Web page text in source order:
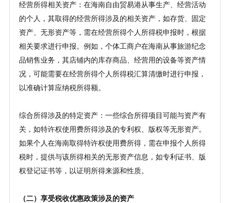
经营所得相关资产：在海南自由贸易港从事生产、经营活动
的个人，其取得的经营所得涉及的相关资产，如存货、固定
资产、无形资产等，需在经营所得个人所得税申报时，根据
相关要求进行申报。例如，个体工商户在海南从事旅游纪念
品销售业务，其店铺内的库存商品、经营用的设备等资产情
况，可能需要在经营所得个人所得税汇算清缴时进行申报，
以准确计算应纳税所得额。
综合所得涉及的特定资产：一些综合所得项目可能与资产有
关，如特许权使用费所得涉及的专利权、版权等无形资产。
如果个人在海南取得特许权使用费所得，需在申报个人所得
税时，提供与该所得相关的无形资产信息，如专利证书、版
权登记证书等，以证明所得来源和性质。
（二）享受税收优惠政策涉及的资产